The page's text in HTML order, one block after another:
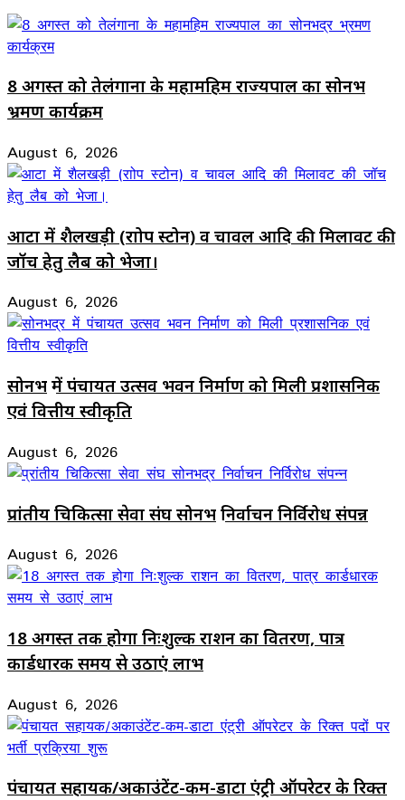
8 अगस्त को तेलंगाना के महामहिम राज्यपाल का सोनभद्र
भ्रमण कार्यक्रम
August 6, 2026
आटा में शैलखड़ी (राोप स्टोन) व चावल आदि की मिलावट की
जॉच हेतु लैब को भेजा।
August 6, 2026
सोनभद्र में पंचायत उत्सव भवन निर्माण को मिली प्रशासनिक
एवं वित्तीय स्वीकृति
August 6, 2026
प्रांतीय चिकित्सा सेवा संघ सोनभद्र निर्वाचन निर्विरोध संपन्न
August 6, 2026
18 अगस्त तक होगा निःशुल्क राशन का वितरण, पात्र
कार्डधारक समय से उठाएं लाभ
August 6, 2026
पंचायत सहायक/अकाउंटेंट-कम-डाटा एंट्री ऑपरेटर के रिक्त